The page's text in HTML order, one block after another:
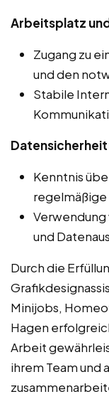
Arbeitsplatz
Zugang zu
und den
Stabile
Kenntnis
regelmäßige
und
Durch die
Minijobs,
Hagen
Arbeit
ihrem Team und